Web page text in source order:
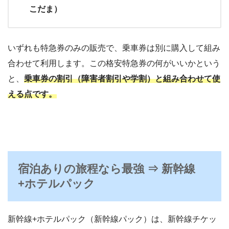
こだま）
いずれも特急券のみの販売で、乗車券は別に購入して組み
合わせて利用します。この格安特急券の何がいいかという
と、 乗車券の割引（障害者割引や学割）と組み合わせて使
える点です。
宿泊ありの旅程なら最強 ⇒ 新幹線
+ホテルパック
新幹線+ホテルパック（新幹線パック）は、新幹線チケッ